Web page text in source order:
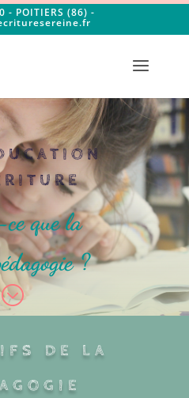
- POITIERS (86) -
que la
?
;
de la